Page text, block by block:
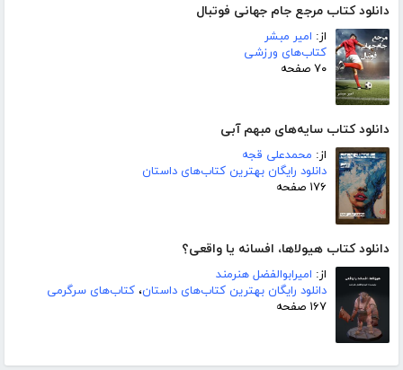
دانلود کتاب مرجع جام جهانی فوتبال
از: امیر مبشر
کتاب‌های ورزشی
۷۰ صفحه
دانلود کتاب سایه‌های مبهم آبی
از: محمدعلی قجه
دانلود رایگان بهترین کتاب‌های داستان
۱۷۶ صفحه
دانلود کتاب هیولاها، افسانه یا واقعی؟
از: امیرابوالفضل هنرمند
دانلود رایگان بهترین کتاب‌های داستان، کتاب‌های سرگرمی
۱۶۷ صفحه